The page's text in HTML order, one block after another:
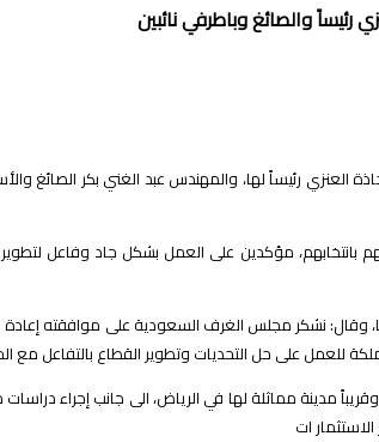
رئيساً والصائغ وباطرفي نائبين
مؤكدين على العمل بشكل جاد وفاعل لتطوير
نشكر مجلس الغرف السعودية على موافقته إعادة
للعمل على حل التحديات وتطوير القطاع بالتفاعل مع
مدينة مماثلة لها في الرياض، الى جانب إجراء
ات